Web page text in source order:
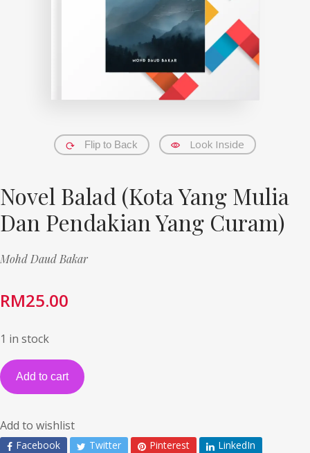
Flip to Back Look Inside
Novel Balad (Kota Yang Mulia
Dan Pendakian Yang Curam)
Mohd Daud Bakar
RM25.00
1 in stock
Add to cart
Add to wishlist
Facebook Twitter Pinterest LinkedIn